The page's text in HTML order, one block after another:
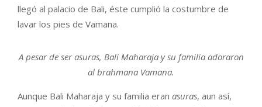
llegó al palacio de Bali, éste cumplió la costumbre de
lavar los pies de Vamana.
A pesar de ser asuras, Bali Maharaja y su familia adoraron
al brahmana Vamana.
Aunque Bali Maharaja y su familia eran asuras, aun así,